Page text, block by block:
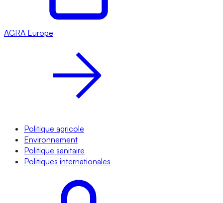
AGRA Europe
Politique agricole
Environnement
Politique sanitaire
Politiques internationales